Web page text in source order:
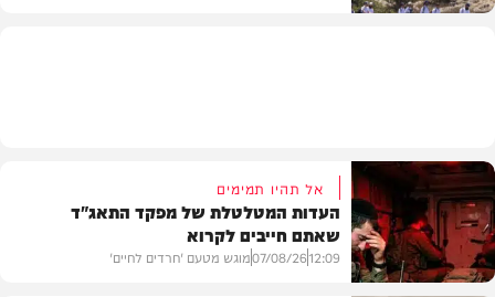
אל תהיו תמימים
העדות המטלטלת של מפקד התאג"ד
שאתם חייבים לקרוא
12:09
07/08/26מוגש מטעם 'חרדים לחיים'